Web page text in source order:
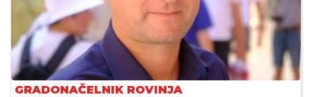
GRADONAČELNIK ROVINJA